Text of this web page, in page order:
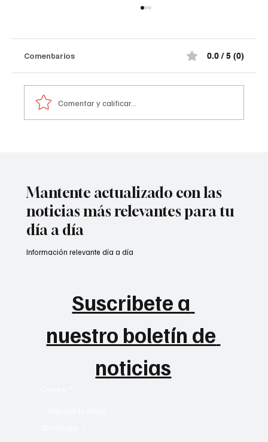
Comentarios 0.0 / 5 (0)
Comentar y calificar...
Mantente actualizado con las
noticias más relevantes para tu
día a día
Suscribete a
nuestro boletín de
noticias
Información relevante día a día